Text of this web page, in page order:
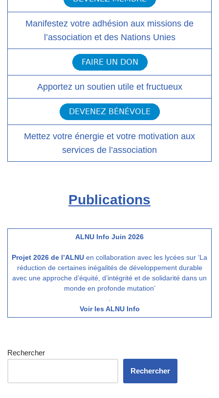
Manifestez votre adhésion aux missions de
l’association et des Nations Unies
Apportez un soutien utile et fructueux
Mettez votre énergie et votre motivation aux
services de l’association
Publications
ALNU Info Juin 2026
Projet 2026 de l’ALNU en collaboration avec les lycées sur ‘La
réduction de certaines inégalités de développement durable
avec une approche d’équité, d’intégrité et de solidarité dans un
monde en profonde mutation’
Voir les ALNU Info
Rechercher
Rechercher